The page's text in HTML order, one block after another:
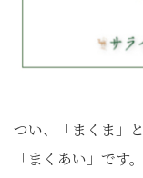
つい、「まくま」
「まくあい」です。